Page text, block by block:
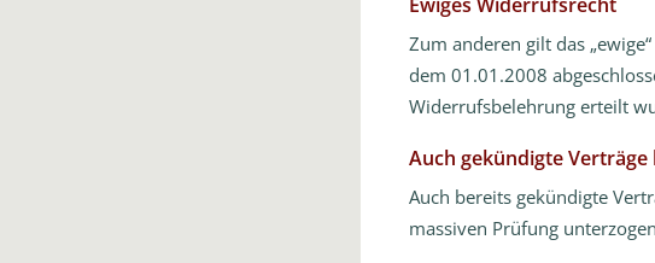
Zum anderen gilt das
dem 01.01.2008
Widerrufsbelehrung erteilt
Auch gekündigte
Auch bereits gekündigte
massiven Prüfung